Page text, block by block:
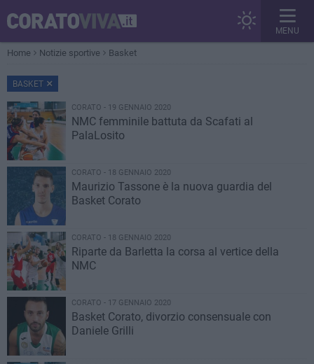
MENU
Home Notizie sportive Basket
BASKET
CORATO - 19 GENNAIO 2020
NMC femminile battuta da Scafati al
PalaLosito
CORATO - 18 GENNAIO 2020
Maurizio Tassone è la nuova guardia del
Basket Corato
CORATO - 18 GENNAIO 2020
Riparte da Barletta la corsa al vertice della
NMC
CORATO - 17 GENNAIO 2020
Basket Corato, divorzio consensuale con
Daniele Grilli